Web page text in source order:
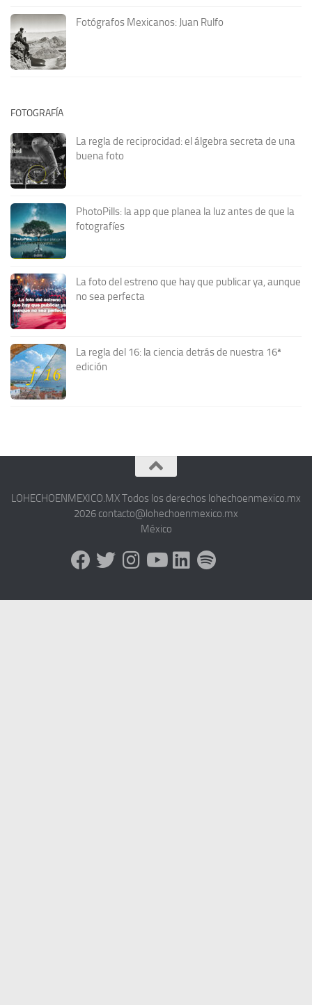
Fotógrafos Mexicanos: Juan Rulfo
FOTOGRAFÍA
La regla de reciprocidad: el álgebra secreta de una
buena foto
PhotoPills: la app que planea la luz antes de que la
fotografíes
La foto del estreno que hay que publicar ya, aunque
no sea perfecta
La regla del 16: la ciencia detrás de nuestra 16ª
edición
LOHECHOENMEXICO.MX Todos los derechos lohechoenmexico.mx
2026 contacto@lohechoenmexico.mx
México